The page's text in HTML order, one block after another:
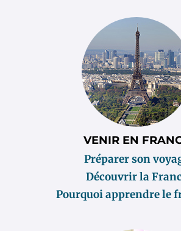
VENIR EN
Préparer son
Découvrir la
Pourquoi apprendre le